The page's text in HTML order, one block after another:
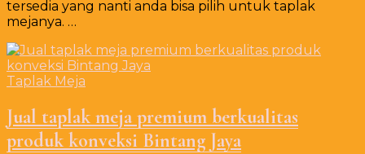
tersedia yang nanti anda bisa pilih untuk taplak
mejanya. …
Taplak Meja
Jual taplak meja premium berkualitas
produk konveksi Bintang Jaya